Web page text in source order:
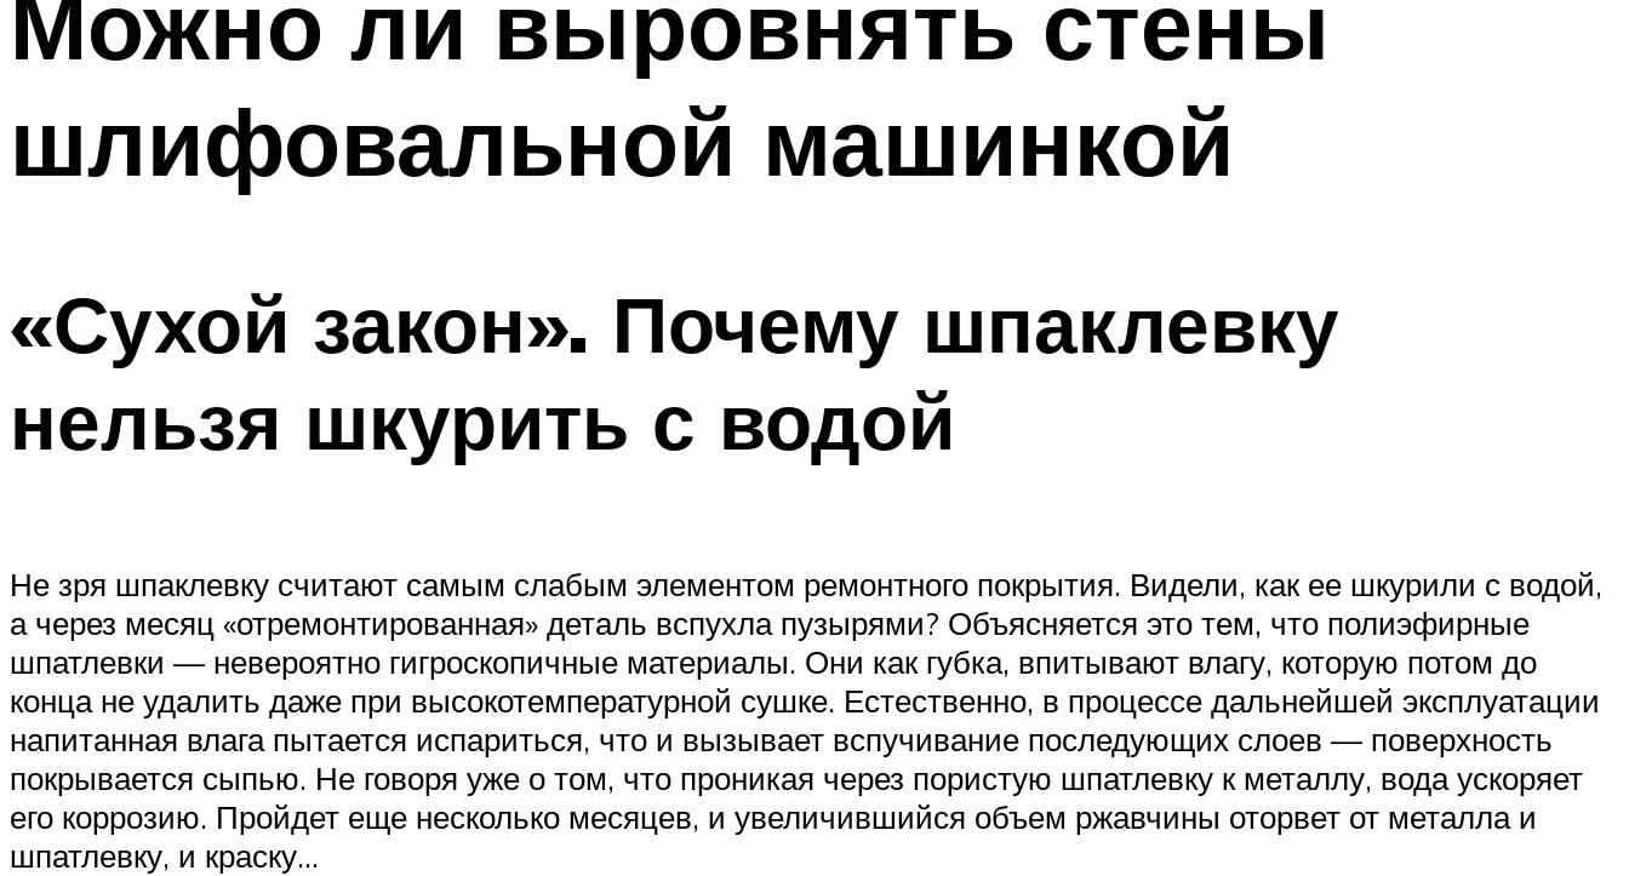
Можно ли выровнять стены
шлифовальной машинкой
«Сухой закон». Почему шпаклевку
нельзя шкурить с водой
Не зря шпаклевку считают самым слабым элементом ремонтного покрытия. Видели, как ее шкурили с водой,
а через месяц «отремонтированная» деталь вспухла пузырями? Объясняется это тем, что полиэфирные
шпатлевки — невероятно гигроскопичные материалы. Они как губка, впитывают влагу, которую потом до
конца не удалить даже при высокотемпературной сушке. Естественно, в процессе дальнейшей эксплуатации
напитанная влага пытается испариться, что и вызывает вспучивание последующих слоев — поверхность
покрывается сыпью. Не говоря уже о том, что проникая через пористую шпатлевку к металлу, вода ускоряет
его коррозию. Пройдет еще несколько месяцев, и увеличившийся объем ржавчины оторвет от металла и
шпатлевку, и краску…